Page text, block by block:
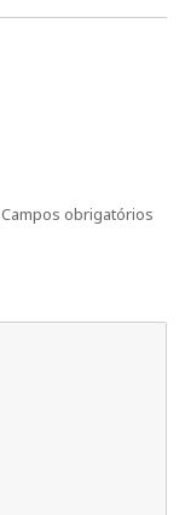
Campos obrigatórios